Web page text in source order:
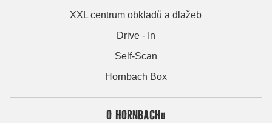
XXL centrum obkladů a dlažeb
Drive - In
Self-Scan
Hornbach Box
O HORNBACHu